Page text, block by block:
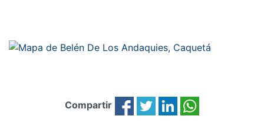
Compartir